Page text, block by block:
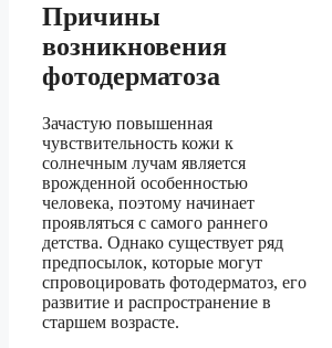
Причины
возникновения
фотодерматоза
Зачастую повышенная
чувствительность кожи к
солнечным лучам является
врожденной особенностью
человека, поэтому начинает
проявляться с самого раннего
детства. Однако существует ряд
предпосылок, которые могут
спровоцировать фотодерматоз, его
развитие и распространение в
старшем возрасте.